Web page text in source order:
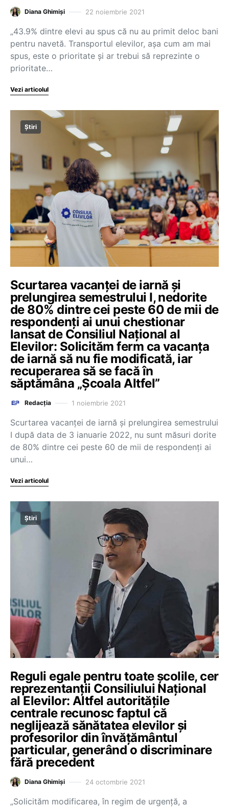
Diana Ghimiși 22 noiembrie 2021
„43.9% dintre elevi au spus că nu au primit deloc bani
pentru navetă. Transportul elevilor, așa cum am mai
spus, este o prioritate și ar trebui să reprezinte o
prioritate…
Vezi articolul
Știri
Scurtarea vacanței de iarnă și
prelungirea semestrului I, nedorite
de 80% dintre cei peste 60 de mii de
respondenți ai unui chestionar
lansat de Consiliul Național al
Elevilor: Solicităm ferm ca vacanța
de iarnă să nu fie modificată, iar
recuperarea să se facă în
săptămâna „Școala Altfel”
Redacția 1 noiembrie 2021
Scurtarea vacanței de iarnă și prelungirea semestrului
I după data de 3 ianuarie 2022, nu sunt măsuri dorite
de 80% dintre cei peste 60 de mii de respondenți ai
unui…
Vezi articolul
Știri
Reguli egale pentru toate școlile, cer
reprezentanții Consiliului Național
al Elevilor: Altfel autoritățile
centrale recunosc faptul că
neglijează sănătatea elevilor și
profesorilor din învățământul
particular, generând o discriminare
fără precedent
Diana Ghimiși 24 octombrie 2021
„Solicităm modificarea, în regim de urgență, a